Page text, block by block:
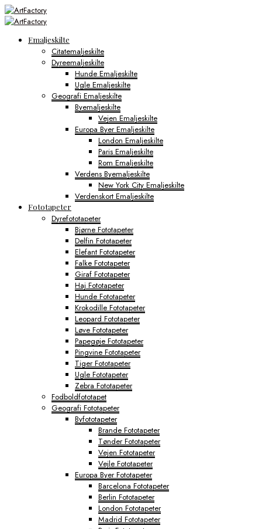
Emaljeskilte
Citatemaljeskilte
Dyreemaljeskilte
Hunde Emaljeskilte
Ugle Emaljeskilte
Geografi Emaljeskilte
Byemaljeskilte
Vejen Emaljeskilte
Europa Byer Emaljeskilte
London Emaljeskilte
Paris Emaljeskilte
Rom Emaljeskilte
Verdens Byemaljeskilte
New York City Emaljeskilte
Verdenskort Emaljeskilte
Fototapeter
Dyrefototapeter
Bjørne Fototapeter
Delfin Fototapeter
Elefant Fototapeter
Falke Fototapeter
Giraf Fototapeter
Haj Fototapeter
Hunde Fototapeter
Krokodille Fototapeter
Leopard Fototapeter
Løve Fototapeter
Papegøje Fototapeter
Pingvine Fototapeter
Tiger Fototapeter
Ugle Fototapeter
Zebra Fototapeter
Fodboldfototapet
Geografi Fototapeter
Byfototapeter
Brande Fototapeter
Tønder Fototapeter
Vejen Fototapeter
Vejle Fototapeter
Europa Byer Fototapeter
Barcelona Fototapeter
Berlin Fototapeter
London Fototapeter
Madrid Fototapeter